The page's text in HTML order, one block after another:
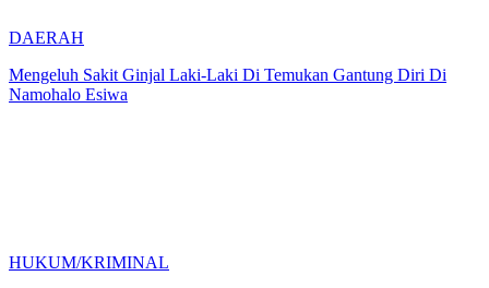
DAERAH
Mengeluh Sakit Ginjal Laki-Laki Di Temukan Gantung Diri Di
Namohalo Esiwa
HUKUM/KRIMINAL